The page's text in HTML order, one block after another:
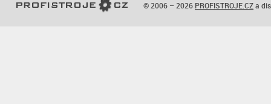
© 2006 – 2026 PROFISTROJE.CZa